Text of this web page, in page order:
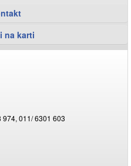
na karti
011/ 6301 603